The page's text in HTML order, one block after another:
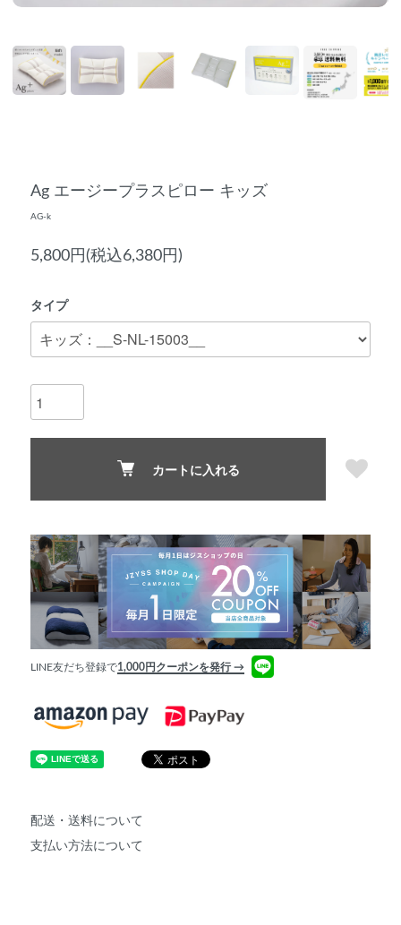
Ag エージープラスピロー キッズ
AG-k
5,800円(税込6,380円)
タイプ
カートに入れる
LINE友だち登録で1,000円クーポンを発行 →
配送・送料について
支払い方法について